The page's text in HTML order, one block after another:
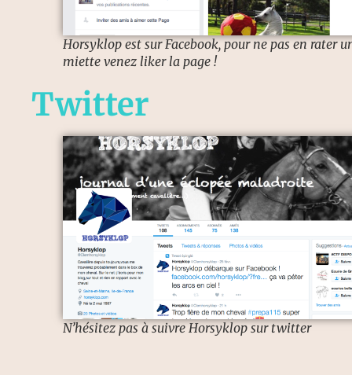
Horsyklop est sur Facebook, pour ne pas en rater
miette venez liker la page !
Twitter
N’hésitez pas à suivre Horsyklop sur twitter